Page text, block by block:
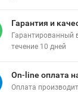
Гарантия и
Гарантированный
течение 10 дней
On-line оплата
Оплата